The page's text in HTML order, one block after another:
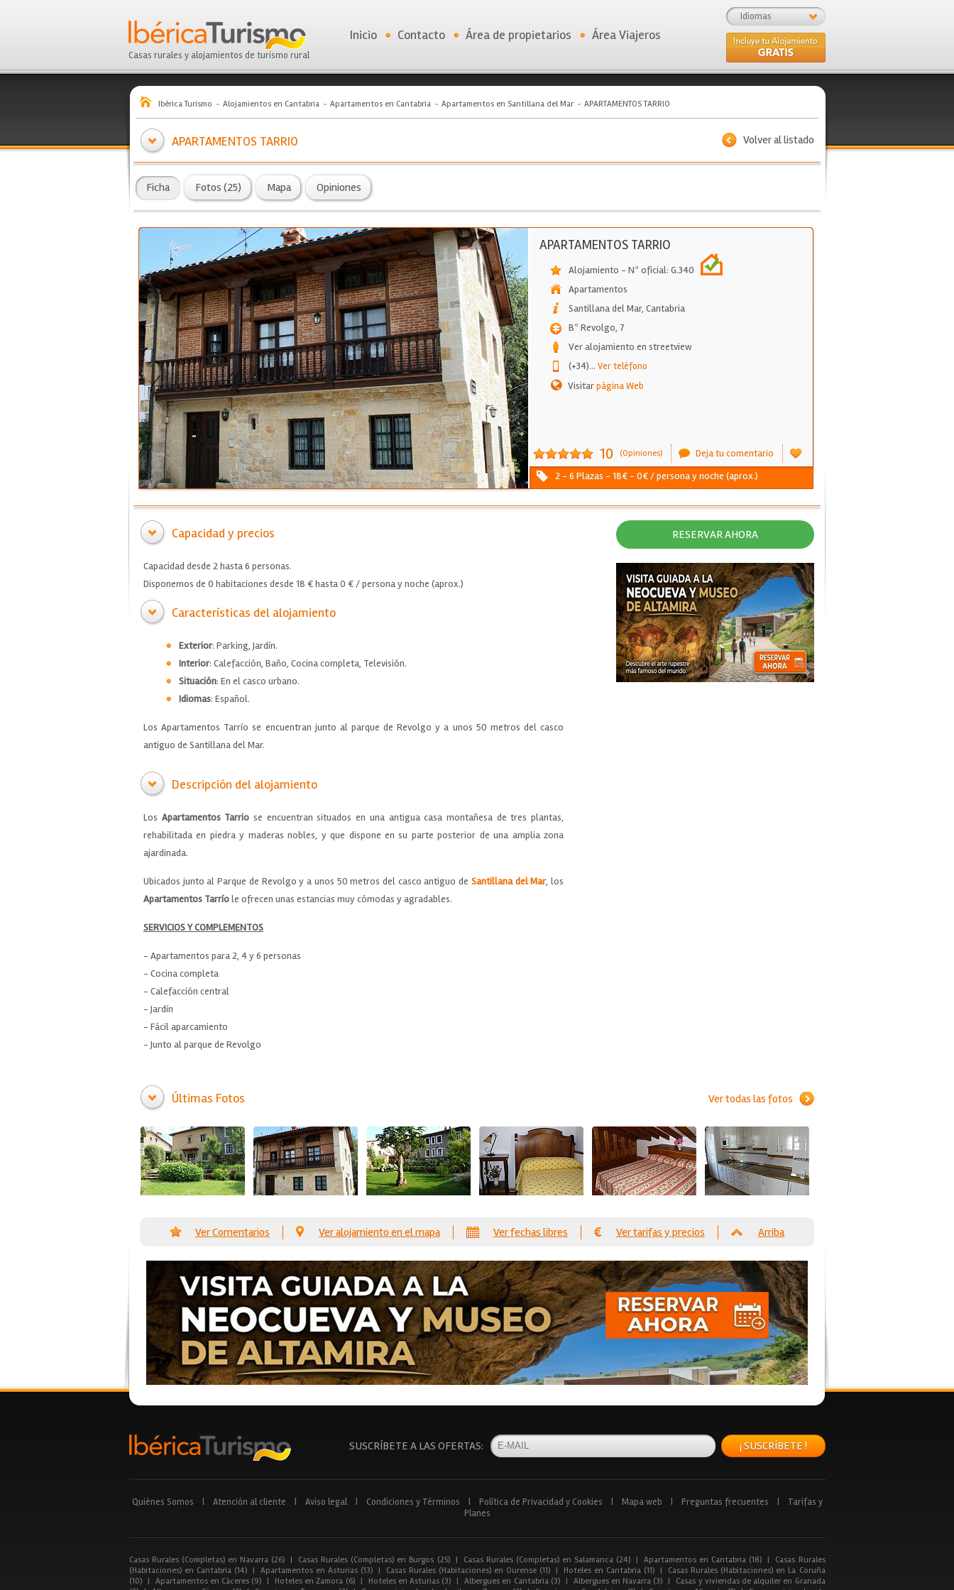
Casas rurales y alojamientos de turismo rural
Idiomas
Inicio Contacto Área de propietarios Área Viajeros
Ibérica Turismo Alojamientos en Cantabria Apartamentos en Cantabria Apartamentos en Santillana del Mar APARTAMENTOS TARRIO
Volver al listado
APARTAMENTOS TARRIO
Ficha Fotos (25) Mapa Opiniones
APARTAMENTOS TARRIO
Alojamiento - Nº oficial: G.340
Apartamentos
Santillana del Mar, Cantabria
Bº Revolgo, 7
Ver alojamiento en streetview
(+34)... Ver teléfono
Visitarpágina Web
10 (Opiniones)
Deja tu comentario
2 - 6 Plazas - 18€ - 0€ / persona y noche (aprox.)
Capacidad y precios
Capacidad desde 2 hasta 6 personas.
Disponemos de 0 habitaciones desde 18 € hasta 0 € / persona y noche (aprox.)
Características del alojamiento
Exterior: Parking, Jardín.
Interior: Calefacción, Baño, Cocina completa, Televisión.
Situación: En el casco urbano.
Idiomas: Español.
Los Apartamentos Tarrío se encuentran junto al parque de Revolgo y a unos 50 metros del casco
antiguo de Santillana del Mar.
Descripción del alojamiento
Los Apartamentos Tarrio se encuentran situados en una antigua casa montañesa de tres plantas,
rehabilitada en piedra y maderas nobles, y que dispone en su parte posterior de una amplia zona
ajardinada.
Ubicados junto al Parque de Revolgo y a unos 50 metros del casco antiguo de Santillana del Mar, los
Apartamentos Tarríole ofrecen unas estancias muy cómodas y agradables.
SERVICIOS Y COMPLEMENTOS
- Apartamentos para 2, 4 y 6 personas
- Cocina completa
- Calefacción central
- Jardín
- Fácil aparcamiento
- Junto al parque de Revolgo
RESERVAR AHORA
Ver todas las fotos
Últimas Fotos
Ver Comentarios Ver alojamiento en el mapa Ver fechas libres Ver tarifas y precios Arriba
SUSCRÍBETE A LAS OFERTAS: ¡ SUSCRÍBETE !
Quiénes Somos Atención al cliente Aviso legal Condiciones y Términos Política de Privacidad y Cookies Mapa web Preguntas frecuentes
Tarifas y
Planes
Casas Rurales (Completas) en Navarra (26) | Casas Rurales (Completas) en Burgos (25) | Casas Rurales (Completas) en Salamanca (24) | Apartamentos en Cantabria (18) |
Casas Rurales
(Habitaciones) en Cantabria (14)
| Apartamentos en Asturias (13) | Casas Rurales (Habitaciones) en Ourense (11) | Hoteles en Cantabria (11) |
Casas Rurales (Habitaciones) en La Coruña
(10)
| Apartamentos en Cáceres (9) | Hoteles en Zamora (6) | Hoteles en Asturias (3) | Albergues en Cantabria (3) | Albergues en Navarra (3) |
Casas y viviendas de alquiler en Granada